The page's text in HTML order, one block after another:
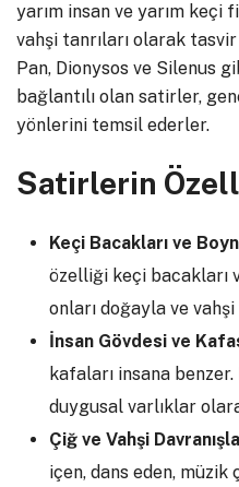
yarım insan ve yarım keçi
vahşi tanrıları olarak
Pan, Dionysos ve Silenus
bağlantılı olan satirler,
yönlerini temsil ederler.
Satirlerin
Keçi Bacakları ve
özelliği keçi bacakları
onları doğayla ve
İnsan Gövdesi ve
kafaları insana benzer.
duygusal varlıklar
Çiğ ve Vahşi
içen, dans eden,